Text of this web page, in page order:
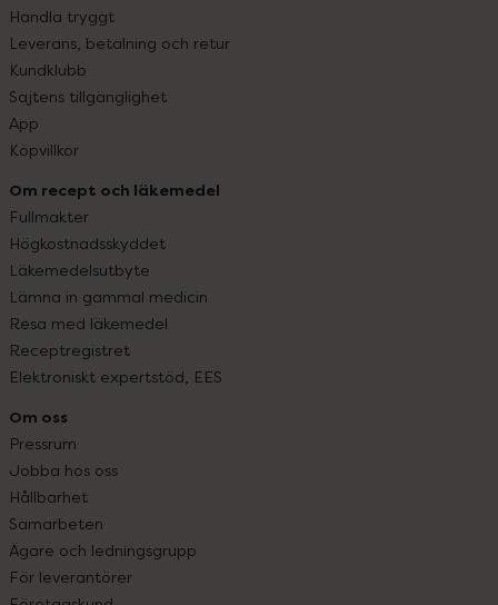
Handla tryggt
Leverans, betalning och retur
Kundklubb
Sajtens tillgänglighet
App
Köpvillkor
Om recept och läkemedel
Fullmakter
Högkostnadsskyddet
Läkemedelsutbyte
Lämna in gammal medicin
Resa med läkemedel
Receptregistret
Elektroniskt expertstöd, EES
Om oss
Pressrum
Jobba hos oss
Hållbarhet
Samarbeten
Ägare och ledningsgrupp
För leverantörer